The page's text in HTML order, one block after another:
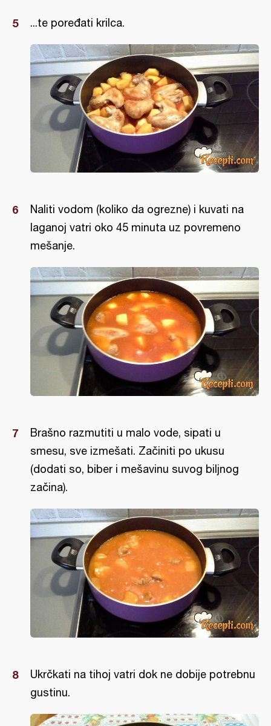
...te poređati krilca.
Naliti vodom (koliko da ogrezne) i kuvati na
laganoj vatri oko 45 minuta uz povremeno
mešanje.
Brašno razmutiti u malo vode, sipati u
smesu, sve izmešati. Začiniti po ukusu
(dodati so, biber i mešavinu suvog biljnog
začina).
Ukrčkati na tihoj vatri dok ne dobije potrebnu
gustinu.